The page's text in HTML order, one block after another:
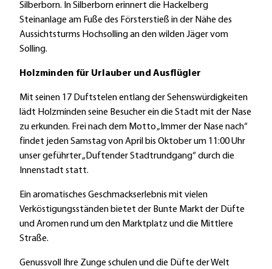
Silberborn. In Silberborn erinnert die Hackelberg
Steinanlage am Fuße des Försterstieß in der Nähe des
Aussichtsturms Hochsolling an den wilden Jäger vom
Solling.
Holzminden für Urlauber und Ausflügler
Mit seinen 17 Duftstelen entlang der Sehenswürdigkeiten
lädt Holzminden seine Besucher ein die Stadt mit der Nase
zu erkunden. Frei nach dem Motto „Immer der Nase nach“
findet jeden Samstag von April bis Oktober um 11:00 Uhr
unser geführter „Duftender Stadtrundgang“ durch die
Innenstadt statt.
Ein aromatisches Geschmackserlebnis mit vielen
Verköstigungsständen bietet der Bunte Markt der Düfte
und Aromen rund um den Marktplatz und die Mittlere
Straße.
Genussvoll Ihre Zunge schulen und die Düfte der Welt